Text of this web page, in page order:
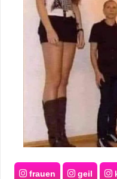
frauen geil